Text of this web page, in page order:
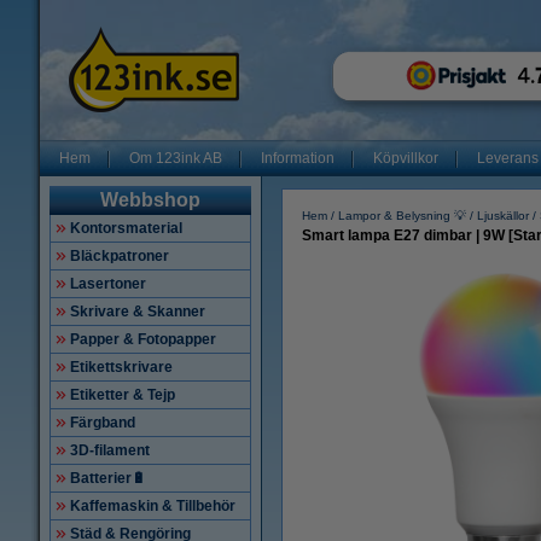
Hem Om 123ink AB Information Köpvillkor Leverans
Webbshop
Kontorsmaterial
Bläckpatroner
Lasertoner
Skrivare & Skanner
Papper & Fotopapper
Etikettskrivare
Etiketter & Tejp
Färgband
3D-filament
Batterier🔋
Kaffemaskin & Tillbehör
Städ & Rengöring
Hem Lampor & Belysning 💡 Ljuskällor
Smart lampa E27 dimbar | 9W